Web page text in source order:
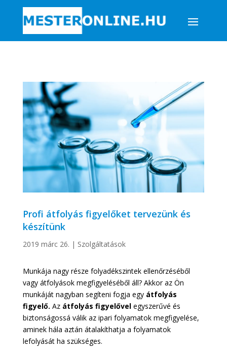
Profi átfolyás figyelőket tervezünk és
készítünk
2019 márc 26. | Szolgáltatások
Munkája nagy része folyadékszintek ellenőrzéséből
vagy átfolyások megfigyeléséből áll? Akkor az Ön
munkáját nagyban segíteni fogja egy átfolyás
figyelő. Az átfolyás figyelővelegyszerűvé és
biztonságossá válik az ipari folyamatok megfigyelése,
aminek hála aztán átalakíthatja a folyamatok
lefolyását ha szükséges.